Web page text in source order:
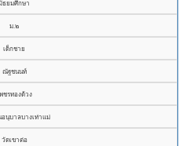
ธยมศึกษา
ม.๒
เด็กชาย
ณัฐชนนท์
ชรทองด้วง
อนุบาลบางเท่าแม่
วัดเขาต่อ